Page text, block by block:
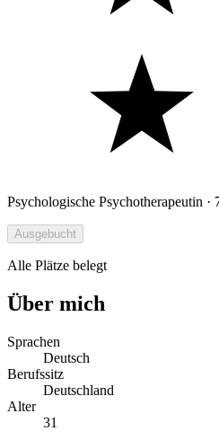
Psychologische Psychotherapeutin ·
Ausgebucht
Alle Plätze belegt
Über mich
Sprachen
Deutsch
Berufssitz
Deutschland
Alter
31